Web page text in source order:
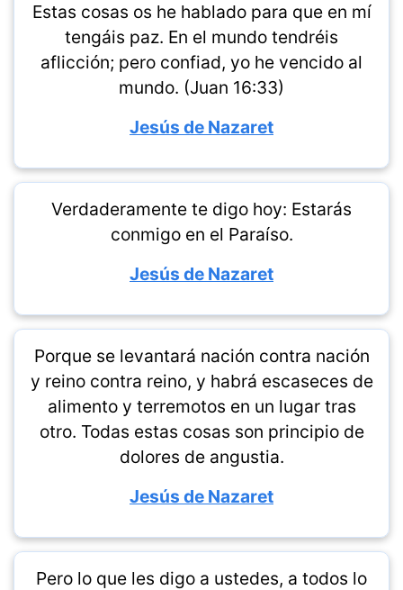
Estas cosas os he hablado para que en mí
tengáis paz. En el mundo tendréis
aflicción; pero confiad, yo he vencido al
mundo. (Juan 16:33)
Jesús de Nazaret
Verdaderamente te digo hoy: Estarás
conmigo en el Paraíso.
Jesús de Nazaret
Porque se levantará nación contra nación
y reino contra reino, y habrá escaseces de
alimento y terremotos en un lugar tras
otro. Todas estas cosas son principio de
dolores de angustia.
Jesús de Nazaret
Pero lo que les digo a ustedes, a todos lo